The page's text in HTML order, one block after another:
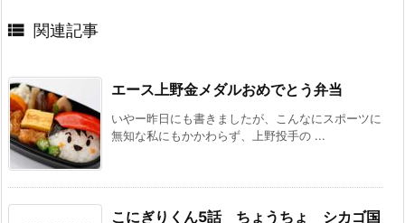
 関連記事
エース上野金メダルおめでとう弁当
いやー昨日にも書きましたが、こんなにスポーツに
無知な私にもかかわらず、上野投手の ...
こにぎりくん5話 ちょうちょ シカゴ国